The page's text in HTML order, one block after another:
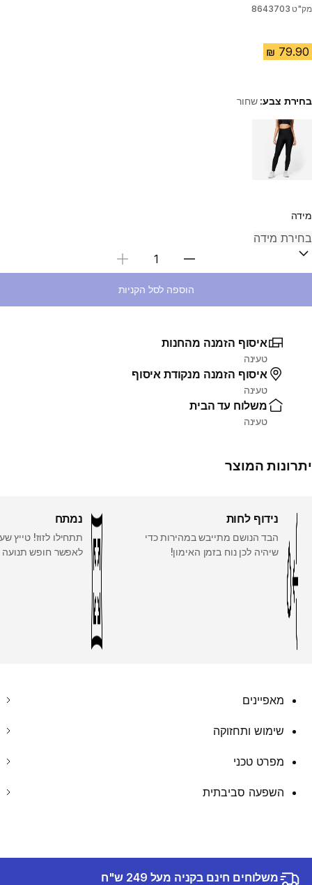
מק"ט 8643703
בחירת צבע:שחור
Choose a variant
מידה
בחירת כמות
הוספה לסל הקניות
איסוף הזמנה מהחנות
טעינה
איסוף הזמנה מנקודת איסוף
טעינה
משלוח עד הבית
טעינה
יתרונות המוצר
נידוף לחות
הבד הנושם מתייבש במהירות כדי
שיהיה לכן נוח בזמן האימון!
נמתח
תתחילו לזוז! טייץ
לאפשר חופש
מאפיינים
שימוש ותחזוקה
מפרט טכני
השפעה סביבתית
משלוחים חינם בקניה מעל 249 ש"ח